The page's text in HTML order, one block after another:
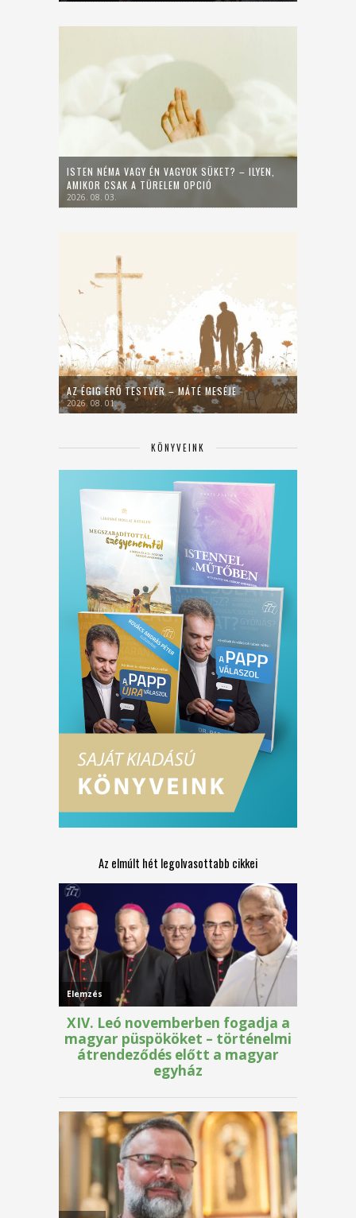
ISTEN NÉMA VAGY ÉN VAGYOK SÜKET? – ILYEN,
AMIKOR CSAK A TÜRELEM OPCIÓ
2026. 08. 03.
AZ ÉGIG ÉRŐ TESTVÉR – MÁTÉ MESÉJE
2026. 08. 01.
KÖNYVEINK
Az elmúlt hét legolvasottabb cikkei